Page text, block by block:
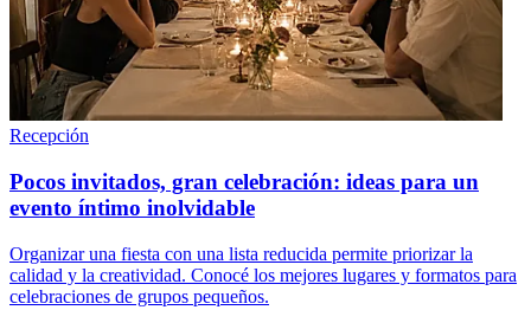
Recepción
Pocos invitados, gran celebración: ideas para un
evento íntimo inolvidable
Organizar una fiesta con una lista reducida permite priorizar la
calidad y la creatividad. Conocé los mejores lugares y formatos para
celebraciones de grupos pequeños.